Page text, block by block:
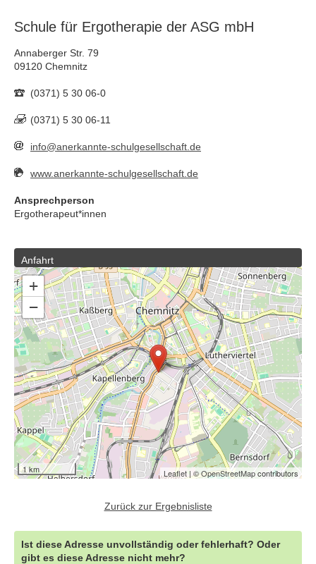
Schule für Ergotherapie der ASG mbH
Annaberger Str. 79
09120 Chemnitz
(0371) 5 30 06-0
(0371) 5 30 06-11
info@anerkannte-schulgesellschaft.de
www.anerkannte-schulgesellschaft.de
Ansprechperson
Ergotherapeut*innen
Anfahrt
+
−
1 km Leaflet | ©OpenStreetMapcontributors
Zurück zur Ergebnisliste
Ist diese Adresse unvollständig oder fehlerhaft? Oder
gibt es diese Adresse nicht mehr?